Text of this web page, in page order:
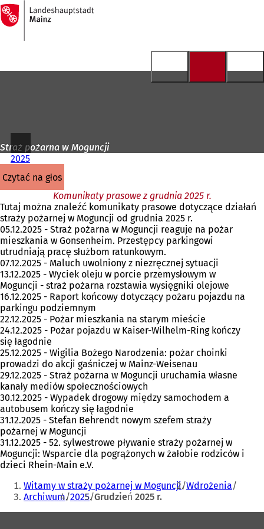
Przejdź do treści
Do
strony
głównej
Straż pożarna w Moguncji
2025
czytać na głos
Komunikaty prasowe z grudnia 2025 r.
Tutaj można znaleźć komunikaty prasowe dotyczące działań
straży pożarnej w Moguncji od grudnia 2025 r.
05.12.2025 - Straż pożarna w Moguncji reaguje na pożar
mieszkania w Gonsenheim. Przestępcy parkingowi
utrudniają pracę służbom ratunkowym.
07.12.2025 - Maluch uwolniony z niezręcznej sytuacji
13.12.2025 - Wyciek oleju w porcie przemysłowym w
Moguncji - straż pożarna rozstawia wysięgniki olejowe
16.12.2025 - Raport końcowy dotyczący pożaru pojazdu na
parkingu podziemnym
22.12.2025 - Pożar mieszkania na starym mieście
24.12.2025 - Pożar pojazdu w Kaiser-Wilhelm-Ring kończy
się łagodnie
25.12.2025 - Wigilia Bożego Narodzenia: pożar choinki
prowadzi do akcji gaśniczej w Mainz-Weisenau
29.12.2025 - Straż pożarna w Moguncji uruchamia własne
kanały mediów społecznościowych
30.12.2025 - Wypadek drogowy między samochodem a
autobusem kończy się łagodnie
31.12.2025 - Stefan Behrendt nowym szefem straży
pożarnej w Moguncji
31.12.2025 - 52. sylwestrowe pływanie straży pożarnej w
Moguncji: Wsparcie dla pogrążonych w żałobie rodziców i
dzieci Rhein-Main e.V.
Jesteś
tutaj:
Witamy w straży pożarnej w Moguncji Wdrożenia
Archiwum 2025 Grudzień 2025 r.